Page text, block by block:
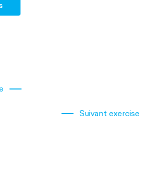
Suivant exercise